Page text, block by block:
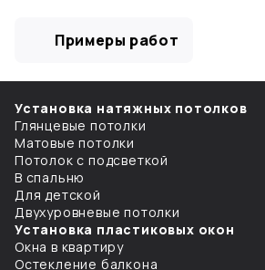
Примеры работ
Установка натяжных потолков
Глянцевые потолки
Матовые потолки
Потолок с подсветкой
В спальню
Для детской
Двухуровневые потолки
Установка пластиковых окон
Окна в квартиру
Остекление балкона